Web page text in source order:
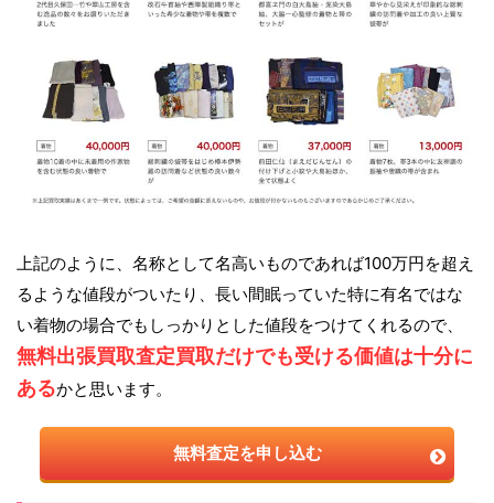
上記のように、名称として名高いものであれば100万円を超え
るような値段がついたり、長い間眠っていた特に有名ではな
い着物の場合でもしっかりとした値段をつけてくれるので、
無料出張買取査定買取だけでも受ける価値は十分に
あるかと思います。
無料査定を申し込む